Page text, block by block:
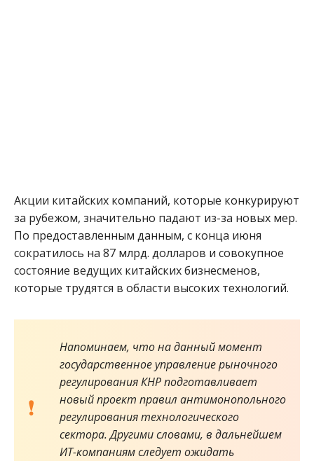
Акции китайских компаний, которые конкурируют
за рубежом, значительно падают из-за новых мер.
По предоставленным данным, с конца июня
сократилось на 87 млрд. долларов и совокупное
состояние ведущих китайских бизнесменов,
которые трудятся в области высоких технологий.
Напоминаем, что на данный момент
государственное управление рыночного
регулирования КНР подготавливает
новый проект правил антимонопольного
регулирования технологического
сектора. Другими словами, в дальнейшем
ИТ-компаниям следует ожидать